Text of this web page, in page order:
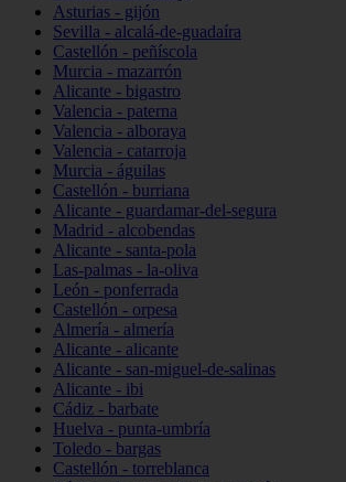
Asturias - gijón
Sevilla - alcalá-de-guadaíra
Castellón - peñíscola
Murcia - mazarrón
Alicante - bigastro
Valencia - paterna
Valencia - alboraya
Valencia - catarroja
Murcia - águilas
Castellón - burriana
Alicante - guardamar-del-segura
Madrid - alcobendas
Alicante - santa-pola
Las-palmas - la-oliva
León - ponferrada
Castellón - orpesa
Almería - almería
Alicante - alicante
Alicante - san-miguel-de-salinas
Alicante - ibi
Cádiz - barbate
Huelva - punta-umbría
Toledo - bargas
Castellón - torreblanca